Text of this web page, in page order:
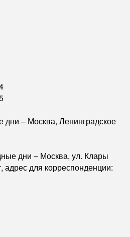
дни – Москва, Ленинградское
дни – Москва, ул. Клары
адрес для корреспонденции: